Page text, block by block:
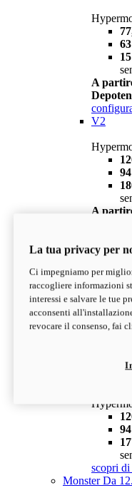
A
V2
A
V2 SP
scopri di
MonsterDa
La tua privacy per
Ci impegniamo per
raccogliere informazioni
interessi e salvare le tue
acconsenti
revocare il consenso, fai